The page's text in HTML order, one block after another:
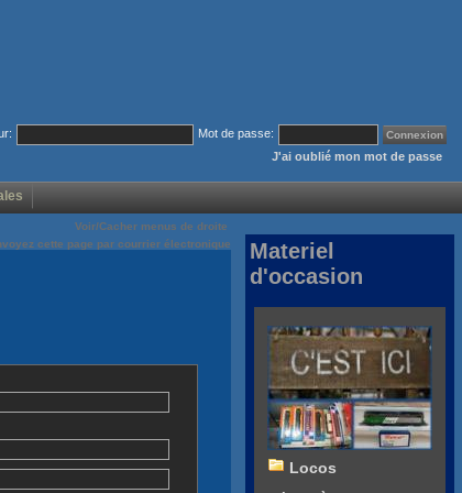
Mot de passe:
J'ai oublié mon mot de passe
Voir/Cacher menus de droite
cette page par courrier électronique
Materiel
d'occasion
Locos